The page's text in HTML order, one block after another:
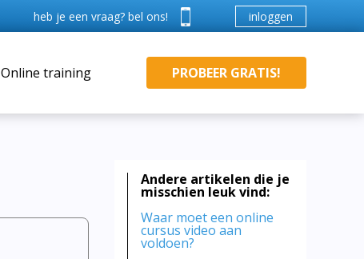
heb je een vraag? bel ons! inloggen
Online training PROBEER GRATIS!
Andere artikelen die je
misschien leuk vind:
Waar moet een online
cursus video aan
voldoen?